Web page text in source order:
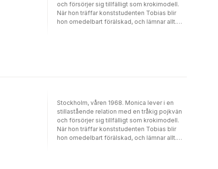
och försörjer sig tillfälligt som krokimodell.
När hon träffar konststudenten Tobias blir
hon omedelbart förälskad, och lämnar allt.
livsglädje. "... 'Rebellerna' är en regelrätt
fullträff /.../ 'Rebellerna' är både skrämmande
och vansinnigt underhållande -- och kommer
troligen vara en årets bästa svenska
romaner." Dagens Nyheter "Jag hade svårt att
Stockholm, våren 1968. Monica lever i en
stillastående relation med en tråkig pojkvän
och försörjer sig tillfälligt som krokimodell.
När hon träffar konststudenten Tobias blir
hon omedelbart förälskad, och lämnar allt.